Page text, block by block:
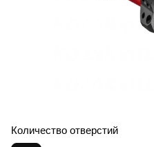
Количество отверстий